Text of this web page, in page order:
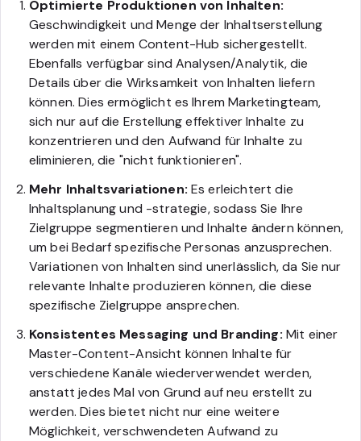
Optimierte Produktionen von Inhalten:
Geschwindigkeit und Menge der Inhaltserstellung
werden mit einem Content-Hub sichergestellt.
Ebenfalls verfügbar sind Analysen/Analytik, die
Details über die Wirksamkeit von Inhalten liefern
können. Dies ermöglicht es Ihrem Marketingteam,
sich nur auf die Erstellung effektiver Inhalte zu
konzentrieren und den Aufwand für Inhalte zu
eliminieren, die "nicht funktionieren".
Mehr Inhaltsvariationen: Es erleichtert die
Inhaltsplanung und -strategie, sodass Sie Ihre
Zielgruppe segmentieren und Inhalte ändern können,
um bei Bedarf spezifische Personas anzusprechen.
Variationen von Inhalten sind unerlässlich, da Sie nur
relevante Inhalte produzieren können, die diese
spezifische Zielgruppe ansprechen.
Konsistentes Messaging und Branding: Mit einer
Master-Content-Ansicht können Inhalte für
verschiedene Kanäle wiederverwendet werden,
anstatt jedes Mal von Grund auf neu erstellt zu
werden. Dies bietet nicht nur eine weitere
Möglichkeit, verschwendeten Aufwand zu